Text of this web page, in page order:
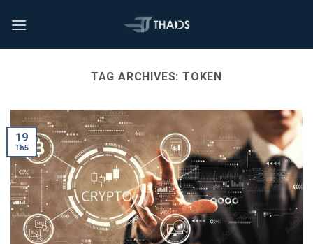
TAG ARCHIVES:TOKEN
19
Th5